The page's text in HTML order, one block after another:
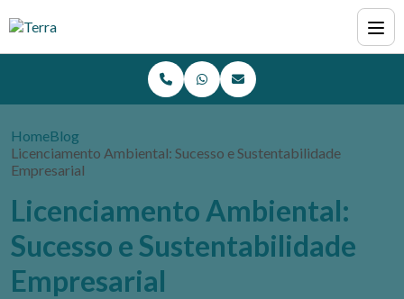
HomeBlog
Licenciamento Ambiental: Sucesso e Sustentabilidade
Empresarial
Licenciamento Ambiental:
Sucesso e Sustentabilidade
Empresarial